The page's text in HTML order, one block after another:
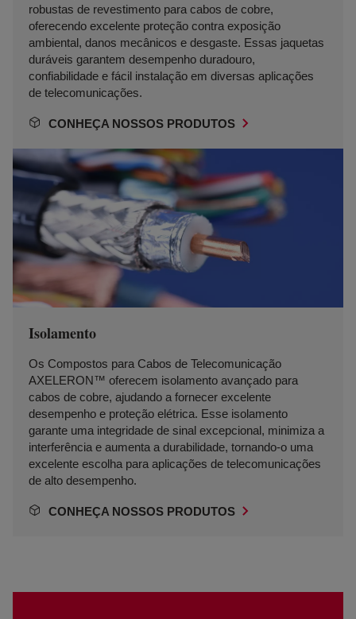
robustas de revestimento para cabos de cobre,
oferecendo excelente proteção contra exposição
ambiental, danos mecânicos e desgaste. Essas jaquetas
duráveis garantem desempenho duradouro,
confiabilidade e fácil instalação em diversas aplicações
de telecomunicações.
CONHEÇA NOSSOS PRODUTOS
Isolamento
Os Compostos para Cabos de Telecomunicação
AXELERON™ oferecem isolamento avançado para
cabos de cobre, ajudando a fornecer excelente
desempenho e proteção elétrica. Esse isolamento
garante uma integridade de sinal excepcional, minimiza a
interferência e aumenta a durabilidade, tornando-o uma
excelente escolha para aplicações de telecomunicações
de alto desempenho.
CONHEÇA NOSSOS PRODUTOS